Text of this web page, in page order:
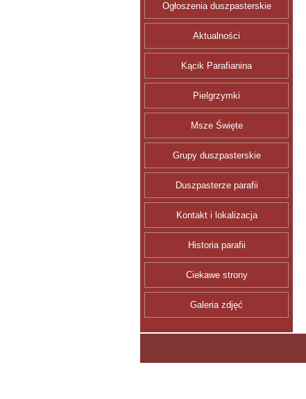
Ogłoszenia duszpasterskie
Aktualności
Kącik Parafianina
Pielgrzymki
Msze Święte
Grupy duszpasterskie
Duszpasterze parafii
Kontakt i lokalizacja
Historia parafii
Ciekawe strony
Galeria zdjęć